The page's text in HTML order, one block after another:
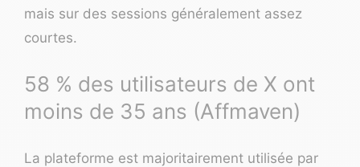
mais sur des sessions généralement assez
courtes.
58 % des utilisateurs de X ont
moins de 35 ans (Affmaven)
La plateforme est majoritairement utilisée par